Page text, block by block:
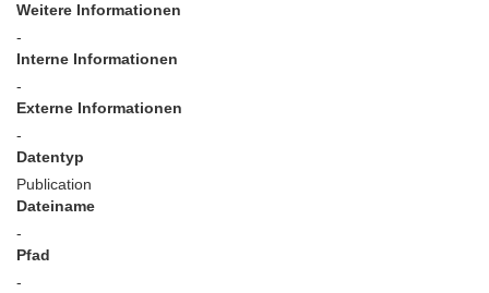
Weitere Informationen
-
Interne Informationen
-
Externe Informationen
-
Datentyp
Publication
Dateiname
-
Pfad
-